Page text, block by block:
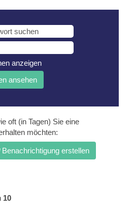
anzeigen
oft (in Tagen) Sie eine
möchten:
Benachrichtigung erstellen
10